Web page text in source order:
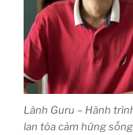
Lành Guru – Hành
lan tỏa cảm hứng sống